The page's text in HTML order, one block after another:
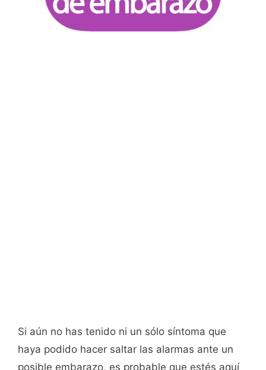
Si aún no has tenido ni un sólo síntoma que
haya podido hacer saltar las alarmas ante un
posible embarazo, es probable que estés aquí